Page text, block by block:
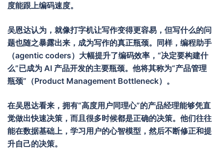
度能跟上编码速度。
吴恩达认为，就像打字机让写作变得更容易，但写什么的问
题也随之暴露出来，成为写作的真正瓶颈。同样，编程助手
（agentic coders）大幅提升了编码效率， “决定要构建什
么”已成为 AI 产品开发的主要瓶颈。他将其称为“产品管理
瓶颈” （Product Management Bottleneck）。
在吴恩达看来，拥有“高度用户同理心”的产品经理能够凭直
觉做出快速决策，而且很多时候都是正确的决策。他们往往
能在数据基础上，学习用户的心智模型，然后不断修正和提
升自己的决策。